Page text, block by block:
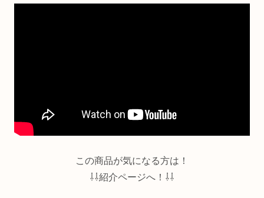
この商品が気になる方は！
⇩⇩紹介ページへ！⇩⇩